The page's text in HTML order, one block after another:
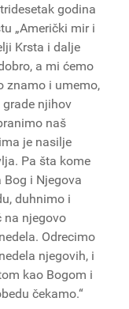
godina
„Američki mir i
Krsta i dalje
a mi ćemo
znamo i umemo,
grade njihov
naš
je nasilje
Pa šta kome
Bog i Njegova
duhnimo i
na njegovo
Odrecimo
njegovih, i
kao Bogom i
čekamo.“